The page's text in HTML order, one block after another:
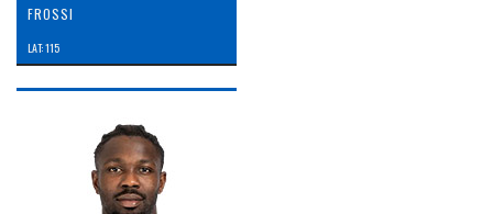
FROSSI
LAT: 115